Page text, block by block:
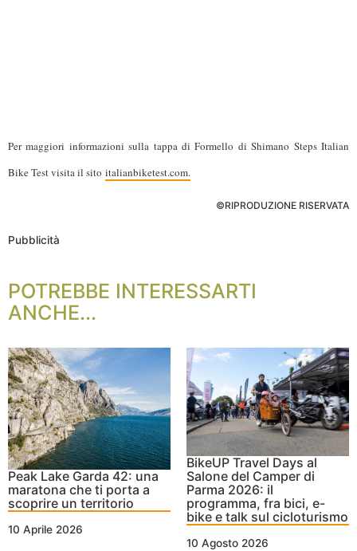
Per maggiori informazioni sulla tappa di Formello di Shimano Steps Italian
Bike Test visita il sito italianbiketest.com.
©RIPRODUZIONE RISERVATA
Pubblicità
POTREBBE INTERESSARTI
ANCHE...
Peak Lake Garda 42: una
maratona che ti porta a
scoprire un territorio
10 Aprile 2026
BikeUP Travel Days al
Salone del Camper di
Parma 2026: il
programma, fra bici, e-
bike e talk sul cicloturismo
10 Agosto 2026